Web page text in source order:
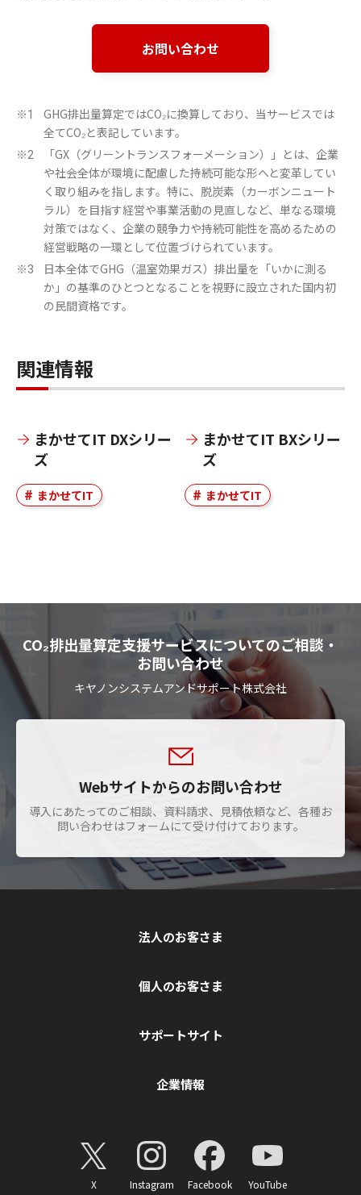
お問い合わせ
※1
GHG排出量算定ではCO₂に換算しており、当サービスでは
全てCO₂と表記しています。
※2
「GX（グリーントランスフォーメーション）」とは、企業
や社会全体が環境に配慮した持続可能な形へと変革してい
く取り組みを指します。特に、脱炭素（カーボンニュート
ラル）を目指す経営や事業活動の見直しなど、単なる環境
対策ではなく、企業の競争力や持続可能性を高めるための
経営戦略の一環として位置づけられています。
※3
日本全体でGHG（温室効果ガス）排出量を「いかに測る
か」の基準のひとつとなることを視野に設立された国内初
の民間資格です。
関連情報
まかせてIT DXシリー
ズ
まかせてIT
まかせてIT BXシリー
ズ
まかせてIT
CO₂排出量算定支援サービスについてのご相談・
お問い合わせ
キヤノンシステムアンドサポート株式会社
Webサイトからのお問い合わせ
導入にあたってのご相談、資料請求、見積依頼など、各種お
問い合わせはフォームにて受け付けております。
法人のお客さま
個人のお客さま
サポートサイト
企業情報
X Instagram Facebook YouTube